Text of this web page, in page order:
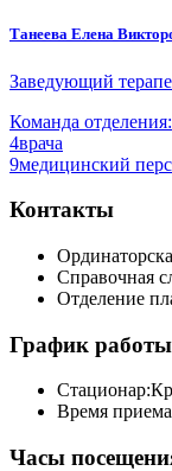
Танеева Елена
Заведующий
Команда отделения:
4врача
9медицинский
Контакты
Справочная
Отделение
График работы
Стационар:
Время
Часы